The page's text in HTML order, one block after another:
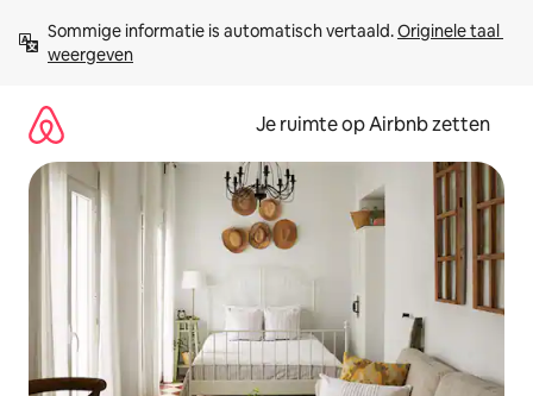
direct
naar
Sommige informatie is automatisch vertaald. Originele taal
weergeven
Je ruimte op Airbnb zetten